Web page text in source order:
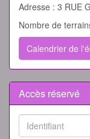
Adresse : 3 RUE
Nombre de
Calendrier de
Accès réservé